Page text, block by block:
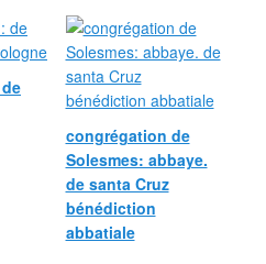
congrégation de
Solesmes: abbaye.
de santa Cruz
bénédiction
abbatiale